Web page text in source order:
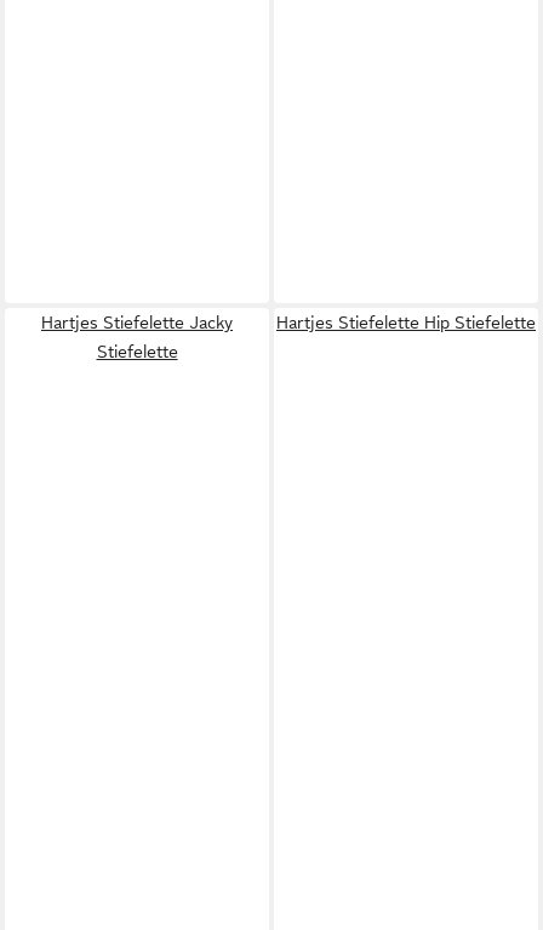
Hartjes Stiefelette Jacky
Stiefelette
Hartjes Stiefelette Hip Stiefelette